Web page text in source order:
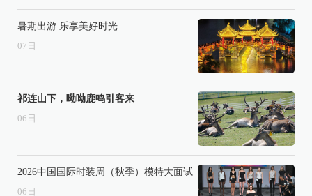
暑期出游 乐享美好时光
07 日
祁连山下，呦呦鹿鸣引客来
06 日
2026中国国际时装周（秋季）模特大面试
06 日